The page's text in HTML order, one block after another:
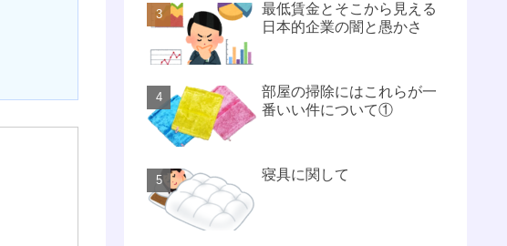
最低賃金とそこから見える
日本的企業の闇と愚かさ
部屋の掃除にはこれらが一
番いい件について①
寝具に関して